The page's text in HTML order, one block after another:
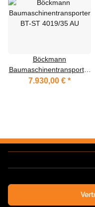
Böckmann
Baumaschinentransporter
BT-ST 4019/35 AU
7.930,00 € *